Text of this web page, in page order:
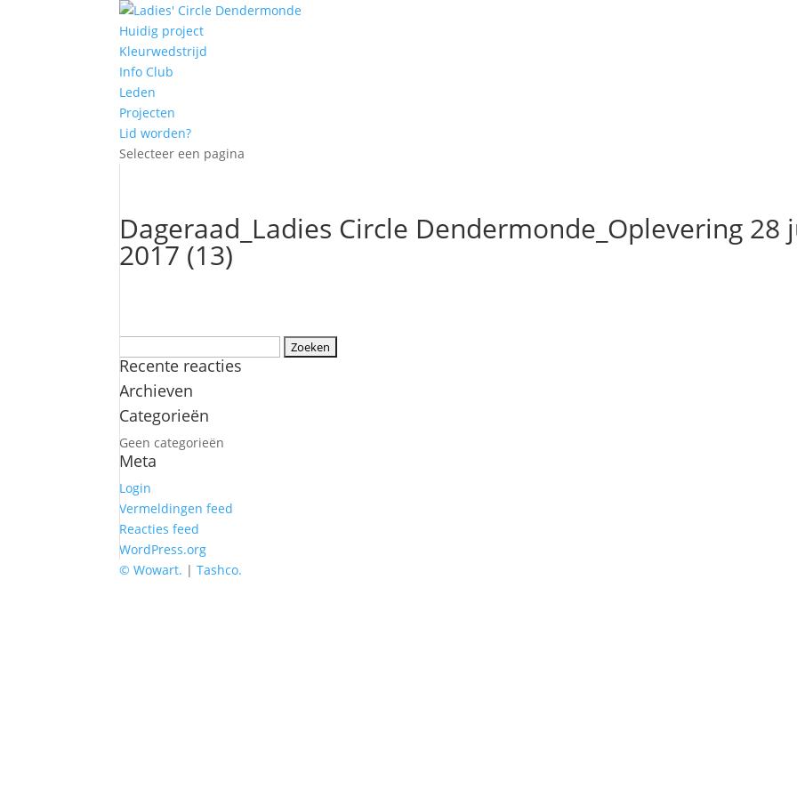
Huidig project
Kleurwedstrijd
Info Club
Leden
Projecten
Lid worden?
Selecteer een pagina
Dageraad_Ladies Circle Dendermonde_Oplevering 28
2017 (13)
naar:
Recente reacties
Archieven
Categorieën
Geen categorieën
Meta
Login
Vermeldingen feed
Reacties feed
WordPress.org
© Wowart. |Tashco.